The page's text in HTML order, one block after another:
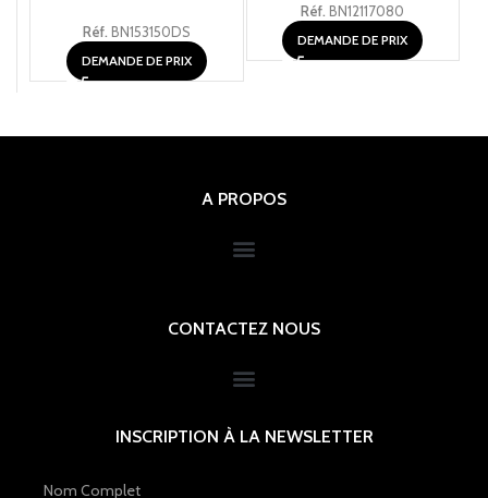
Réf. BN153150DS
DEMANDE DE PRIX
Réf.BN12117080
DEMANDE DE PRIX
A PROPOS
CONTACTEZ NOUS
INSCRIPTION À LA NEWSLETTER